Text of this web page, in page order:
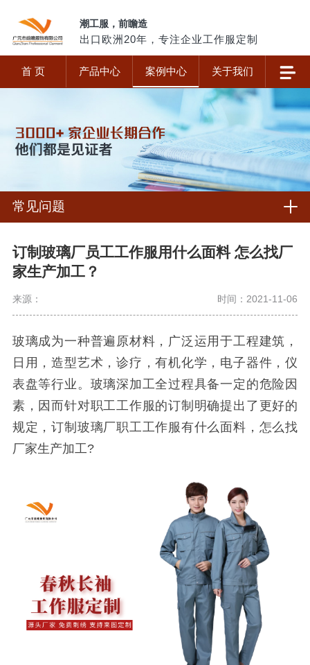
潮工服，前瞻造
出口欧洲20年，专注企业工作服定制
首 页 产品中心 案例中心 关于我们
常见问题
订制玻璃厂员工工作服用什么面料 怎么找厂
家生产加工？
来源： 时间：2021-11-06
玻璃成为一种普遍原材料，广泛运用于工程建筑，
日用，造型艺术，诊疗，有机化学，电子器件，仪
表盘等行业。玻璃深加工全过程具备一定的危险因
素，因而针对职工工作服的订制明确提出了更好的
规定，订制玻璃厂职工工作服有什么面料，怎么找
厂家生产加工?